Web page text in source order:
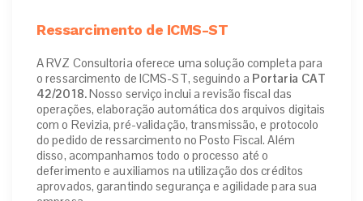
Ressarcimento de ICMS-ST
A RVZ Consultoria oferece uma solução completa para
o ressarcimento de ICMS-ST, seguindo a Portaria CAT
42/2018.Nosso serviço inclui a revisão fiscal das
operações, elaboração automática dos arquivos digitais
com o Revizia, pré-validação, transmissão, e protocolo
do pedido de ressarcimento no Posto Fiscal. Além
disso, acompanhamos todo o processo até o
deferimento e auxiliamos na utilização dos créditos
aprovados, garantindo segurança e agilidade para sua